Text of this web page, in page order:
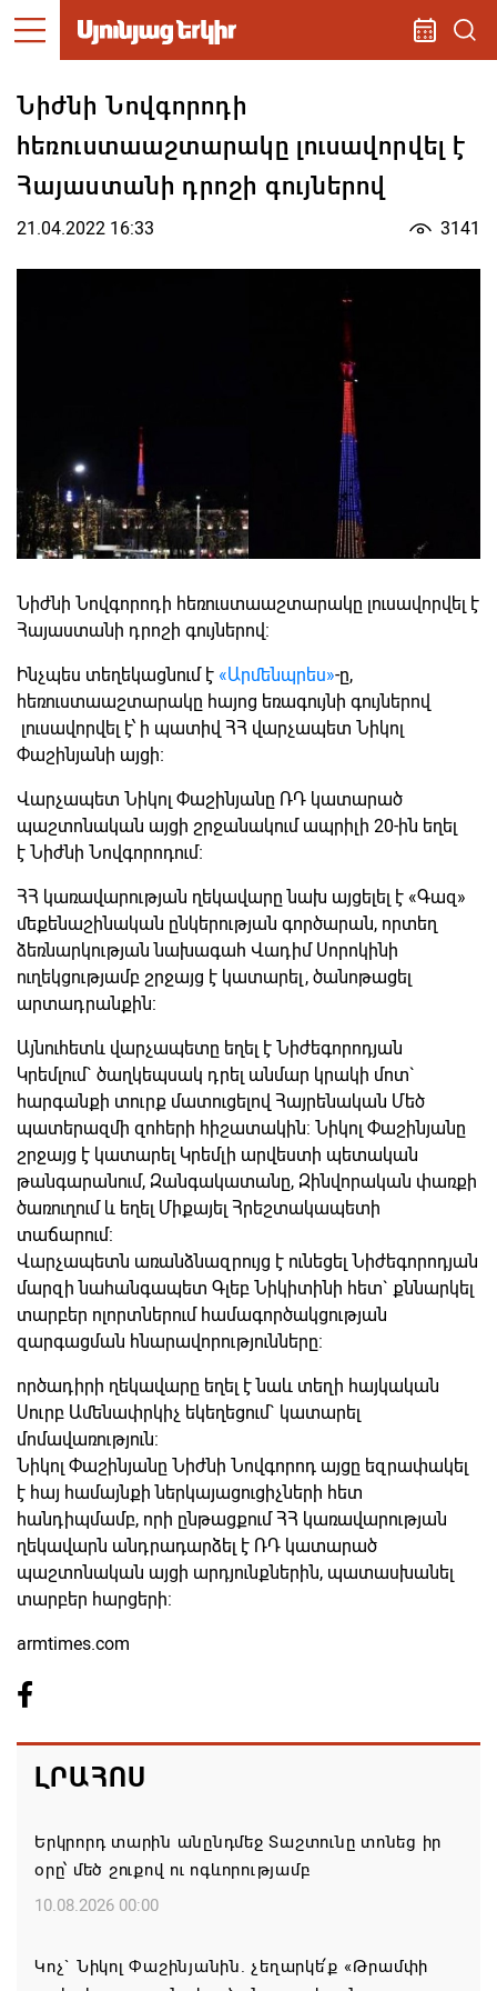
Նիժնի Նովգորոդի
հեռուստաաշտարակը լուսավորվել է
Հայաստանի դրոշի գույներով
21.04.2022 16:33 3141
Նիժնի Նովգորոդի հեռուստաաշտարակը լուսավորվել է
Հայաստանի դրոշի գույներով:
Ինչպես տեղեկացնում է «Արմենպրես»-ը,
հեռուստաաշտարակը հայոց եռագույնի գույներով
լուսավորվել է՝ ի պատիվ ՀՀ վարչապետ Նիկոլ
Փաշինյանի այցի։
Վարչապետ Նիկոլ Փաշինյանը ՌԴ կատարած
պաշտոնական այցի շրջանակում ապրիլի 20-ին եղել
է Նիժնի Նովգորոդում։
ՀՀ կառավարության ղեկավարը նախ այցելել է «Գազ»
մեքենաշինական ընկերության գործարան, որտեղ
ձեռնարկության նախագահ Վադիմ Սորոկինի
ուղեկցությամբ շրջայց է կատարել, ծանոթացել
արտադրանքին:
Այնուհետև վարչապետը եղել է Նիժեգորոդյան
Կրեմլում` ծաղկեպսակ դրել անմար կրակի մոտ`
հարգանքի տուրք մատուցելով Հայրենական Մեծ
պատերազմի զոհերի հիշատակին: Նիկոլ Փաշինյանը
շրջայց է կատարել Կրեմլի արվեստի պետական
թանգարանում, Զանգակատանը, Զինվորական փառքի
ծառուղում և եղել Միքայել Հրեշտակապետի
տաճարում:
Վարչապետն առանձնազրույց է ունեցել Նիժեգորոդյան
մարզի նահանգապետ Գլեբ Նիկիտինի հետ` քննարկել
տարբեր ոլորտներում համագործակցության
զարգացման հնարավորությունները:
ործադիրի ղեկավարը եղել է նաև տեղի հայկական
Սուրբ Ամենափրկիչ եկեղեցում` կատարել
մոմավառություն:
Նիկոլ Փաշինյանը Նիժնի Նովգորոդ այցը եզրափակել
է հայ համայնքի ներկայացուցիչների հետ
հանդիպմամբ, որի ընթացքում ՀՀ կառավարության
ղեկավարն անդրադարձել է ՌԴ կատարած
պաշտոնական այցի արդյունքներին, պատասխանել
տարբեր հարցերի:
armtimes.com
ԼՐԱՀՈՍ
Երկրորդ տարին անընդմեջ Տաշտունը տոնեց իր
օրը՝ մեծ շուքով ու ոգևորությամբ
10.08.2026 00:00
Կոչ` Նիկոլ Փաշինյանին. չեղարկե՛ք «Թրամփի